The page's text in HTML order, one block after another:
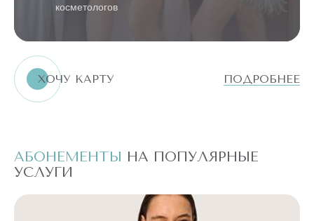
косметологов
ХОЧУ КАРТУ ПОДРОБНЕЕ
АБОНЕМЕНТЫ НА ПОПУЛЯРНЫЕ
УСЛУГИ